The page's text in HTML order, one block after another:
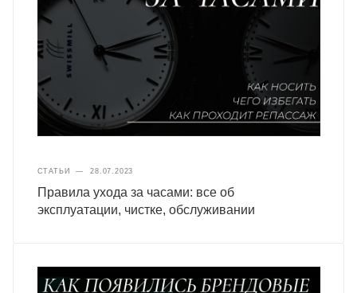
СТАТЬИ — 28.07.2023
Правила ухода за часами: все об
эксплуатации, чистке, обслуживании